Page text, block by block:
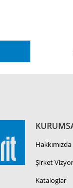
Hakkımızda
Şirket
Kataloglar